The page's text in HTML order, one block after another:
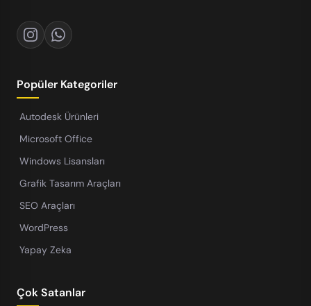
Popüler Kategoriler
Autodesk Ürünleri
Microsoft Office
Windows Lisansları
Grafik Tasarım Araçları
SEO Araçları
WordPress
Yapay Zeka
Çok Satanlar